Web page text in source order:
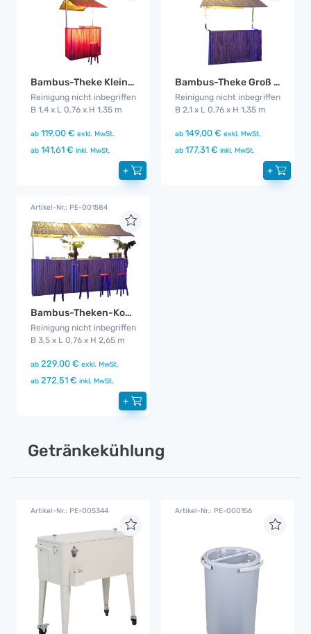
Bambus-Theke Klein mit Dach
Reinigung nicht inbegriffen
B 1,4 x L 0,76 x H 1,35 m
ab 119,00 € exkl. MwSt.
ab 141,61 € inkl. MwSt.
+
Bambus-Theke Groß mit Dach
Reinigung nicht inbegriffen
B 2,1 x L 0,76 x H 1,35 m
ab 149,00 € exkl. MwSt.
ab 177,31 € inkl. MwSt.
+
Artikel-Nr.: PE-001584
Bambus-Theken-Kombi
Reinigung nicht inbegriffen
B 3,5 x L 0,76 x H 2,65 m
ab 229,00 € exkl. MwSt.
ab 272,51 € inkl. MwSt.
+
Getränkekühlung
Artikel-Nr.: PE-005344 Artikel-Nr.: PE-000156